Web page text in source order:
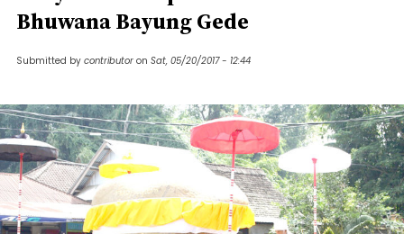
Bhuwana Bayung Gede
Submitted by contributor on Sat, 05/20/2017 - 12:44